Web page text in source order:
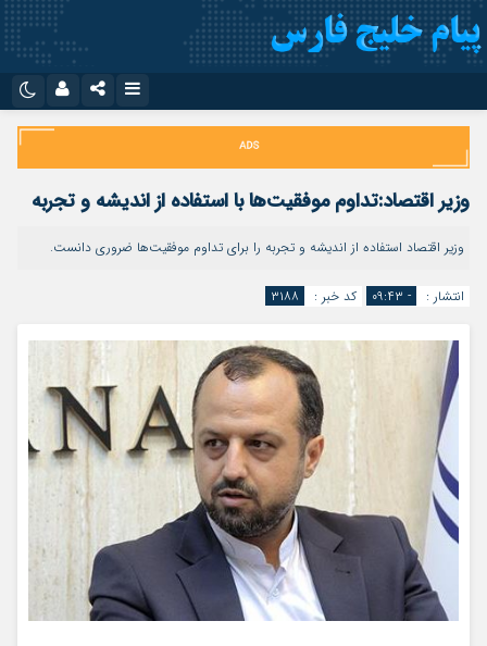
اینستاگرام
تلگرام
سروش
ایتا
اپلیکیشن
نام کاربری یا نشانی ایمیل
رمز عبور
مرا به خاطر بسپار
وزیر اقتصاد:تداوم موفقیت‌ها با استفاده از اندیشه و تجربه
وزیر اقتصاد استفاده از اندیشه و تجربه را برای تداوم موفقیت‌ها ضروری دانست.
انتشار : - ۰۹:۴۳ کد خبر : ۳۱۸۸